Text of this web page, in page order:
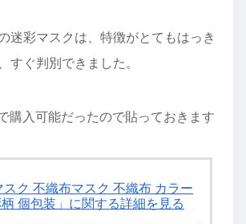
迷彩マスクは、特徴がとてもはっき
すぐ判別できました。
購入可能だったので貼っておきます
ク 不織布マスク 不織布 カラー
個包装」に関する詳細を見る